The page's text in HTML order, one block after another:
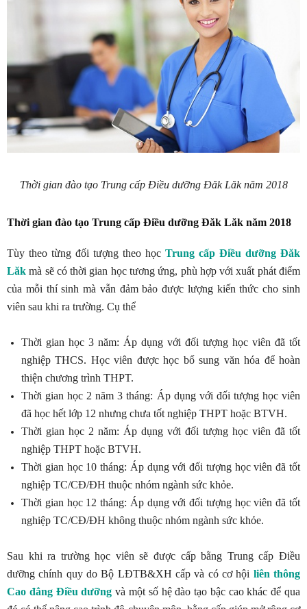
Thời gian đào tạo Trung cấp Điều dưỡng Đăk Lăk năm 2018
Thời gian đào tạo Trung cấp Điều dưỡng Đăk Lăk năm 2018
Tùy theo từng đối tượng theo học Trung cấp Điều dưỡng Đăk
Lăk mà sẽ có thời gian học tương ứng, phù hợp với xuất phát điểm
của mỗi thí sinh mà vẫn đảm bảo được lượng kiến thức cho sinh
viên sau khi ra trường. Cụ thể
Thời gian học 3 năm: Áp dụng với đối tượng học viên đã tốt
nghiệp THCS. Học viên được học bổ sung văn hóa để hoàn
thiện chương trình THPT.
Thời gian học 2 năm 3 tháng: Áp dụng với đối tượng học viên
đã học hết lớp 12 nhưng chưa tốt nghiệp THPT hoặc BTVH.
Thời gian học 2 năm: Áp dụng với đối tượng học viên đã tốt
nghiệp THPT hoặc BTVH.
Thời gian học 10 tháng: Áp dụng với đối tượng học viên đã tốt
nghiệp TC/CĐ/ĐH thuộc nhóm ngành sức khỏe.
Thời gian học 12 tháng: Áp dụng với đối tượng học viên đã tốt
nghiệp TC/CĐ/ĐH không thuộc nhóm ngành sức khỏe.
Sau khi ra trường học viên sẽ được cấp bằng Trung cấp Điều
dưỡng chính quy do Bộ LĐTB&XH cấp và có cơ hội liên thông
Cao đẳng Điều dưỡng và một số hệ đào tạo bậc cao khác để qua